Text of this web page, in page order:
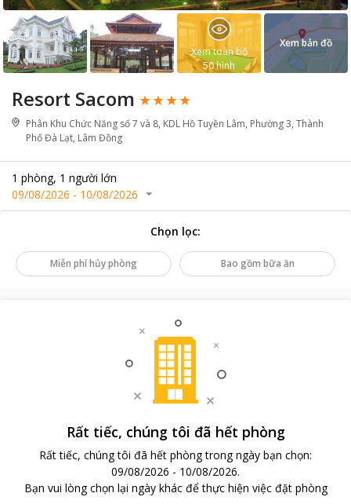
Resort Sacom
Phân Khu Chức Năng số 7 và 8, KDL Hồ Tuyền Lâm, Phường 3, Thành
Phố Đà Lạt, Lâm Đồng
1 phòng, 1 người lớn
09/08/2026 - 10/08/2026
Xem toàn bộ
50hình
Xem bản đồ
Chọn lọc:
Miễn phí hủy phòng Bao gồm bữa ăn
Rất tiếc, chúng tôi đã hết phòng
Rất tiếc, chúng tôi đã hết phòng trong ngày bạn chọn:
09/08/2026 - 10/08/2026.
Bạn vui lòng chọn lại ngày khác để thực hiện việc đặt phòng